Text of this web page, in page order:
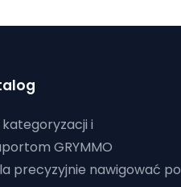
i
GRYMMO
precyzyjnie nawigować po